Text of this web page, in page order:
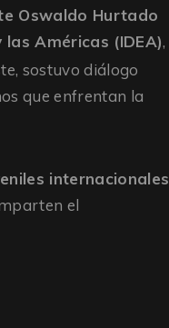
Oswaldo Hurtado
Américas (IDEA),
sostuvo diálogo
que enfrentan la
internacionales
el